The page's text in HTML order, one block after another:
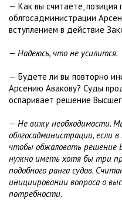
— Как вы считаете, позиция
облгосадминистрации
вступлением в действие
— Надеюсь, что не усилится.
— Будете ли вы повторно
Арсению Авакову? Суды
оспаривает решение
— Не вижу необходимости.
облгосадминистрации, если
чтобы обжаловать решение
нужно иметь хотя бы три
подобного ранга судов.
инициировании вопроса о
потребности.